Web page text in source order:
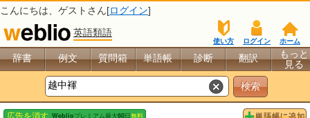
こんにちは、 ゲスト さん[ログイン]
英語類語
ホーム
ログイン
使い方
辞書 例文 質問箱 単語帳 診断 翻訳
もっと
見る